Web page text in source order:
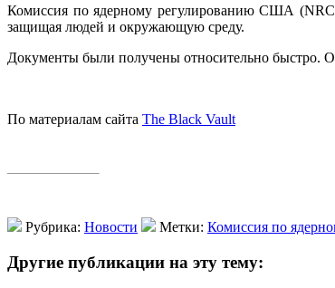
Комиссия по ядерному регулированию США (NRC)
защищая людей и окружающую среду.
Документы были получены относительно быстро.
По материалам сайта The Black Vault
Рубрика: Новости Метки: Комиссия по
Другие публикации на эту тему: